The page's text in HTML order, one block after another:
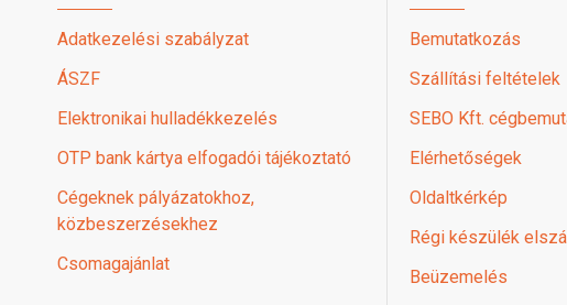
Adatkezelési szabályzat
ÁSZF
Elektronikai hulladékkezelés
OTP bank kártya elfogadói tájékoztató
Cégeknek pályázatokhoz,
közbeszerzésekhez
Csomagajánlat
Bemutatkozás
Szállítási feltételek
SEBO Kft.
Elérhetőségek
Oldaltkérkép
Régi készülék
Beüzemelés